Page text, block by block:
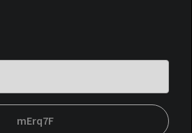
mErq7F